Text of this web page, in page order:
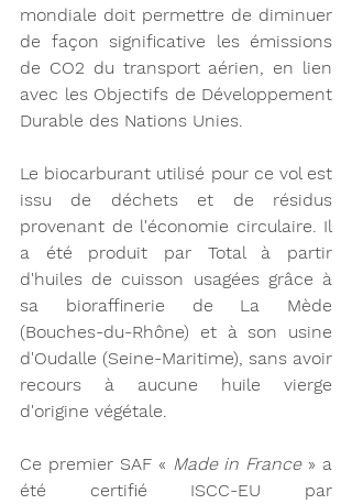
mondiale doit permettre de diminuer
de façon significative les émissions
de CO2 du transport aérien, en lien
avec les Objectifs de Développement
Durable des Nations Unies.
Le biocarburant utilisé pour ce vol est
issu de déchets et de résidus
provenant de l'économie circulaire. Il
a été produit par Total à partir
d'huiles de cuisson usagées grâce à
sa bioraffinerie de La Mède
(Bouches-du-Rhône) et à son usine
d'Oudalle (Seine-Maritime), sans avoir
recours à aucune huile vierge
d'origine végétale.
Ce premier SAF « Made in France » a
été certifié ISCC-EU par